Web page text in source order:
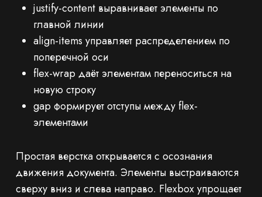
justify-content выравнивает элементы по
главной линии
align-items управляет распределением по
поперечной оси
flex-wrap даёт элементам переноситься на
новую строку
gap формирует отступы между flex-
элементами
Простая верстка открывается с осознания
движения документа. Элементы выстраиваются
сверху вниз и слева направо. Flexbox упрощает